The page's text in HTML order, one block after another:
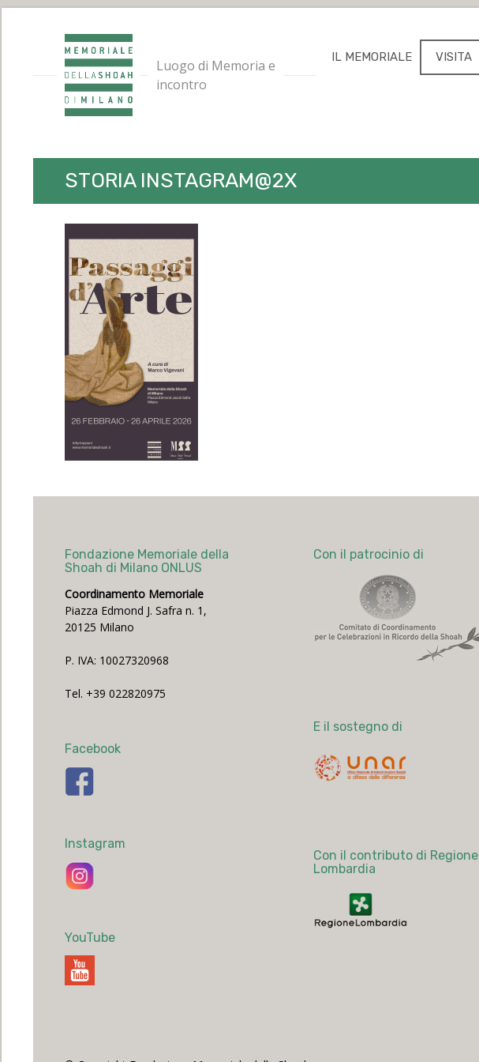
Luogo di Memoria e
incontro
IL MEMORIALE VISITA
STORIA INSTAGRAM@2X
Fondazione Memoriale della
Shoah di Milano ONLUS
Coordinamento Memoriale
Piazza Edmond J. Safra n. 1,
20125 Milano
P. IVA: 10027320968
Tel. +39 022820975
Facebook
Instagram
YouTube
Con il patrocinio di
E il sostegno di
Con il contributo di Regione
Lombardia